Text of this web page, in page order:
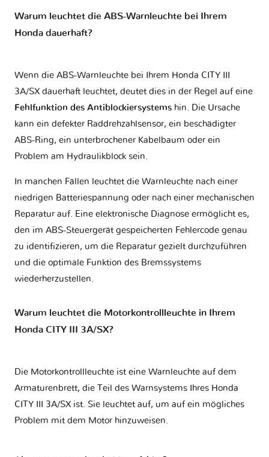
Warum leuchtet die ABS-Warnleuchte bei Ihrem
Honda dauerhaft?
Wenn die ABS-Warnleuchte bei Ihrem Honda CITY III
3A/SX dauerhaft leuchtet, deutet dies in der Regel auf eine
Fehlfunktion des Antiblockiersystems hin. Die Ursache
kann ein defekter Raddrehzahlsensor, ein beschädigter
ABS-Ring, ein unterbrochener Kabelbaum oder ein
Problem am Hydraulikblock sein.
In manchen Fällen leuchtet die Warnleuchte nach einer
niedrigen Batteriespannung oder nach einer mechanischen
Reparatur auf. Eine elektronische Diagnose ermöglicht es,
den im ABS-Steuergerät gespeicherten Fehlercode genau
zu identifizieren, um die Reparatur gezielt durchzuführen
und die optimale Funktion des Bremssystems
wiederherzustellen.
Warum leuchtet die Motorkontrollleuchte in Ihrem
Honda CITY III 3A/SX?
Die Motorkontrollleuchte ist eine Warnleuchte auf dem
Armaturenbrett, die Teil des Warnsystems Ihres Honda
CITY III 3A/SX ist. Sie leuchtet auf, um auf ein mögliches
Problem mit dem Motor hinzuweisen.